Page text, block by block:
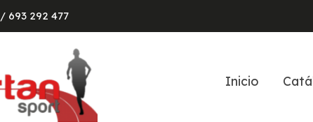
/ 693 292 477
Inicio